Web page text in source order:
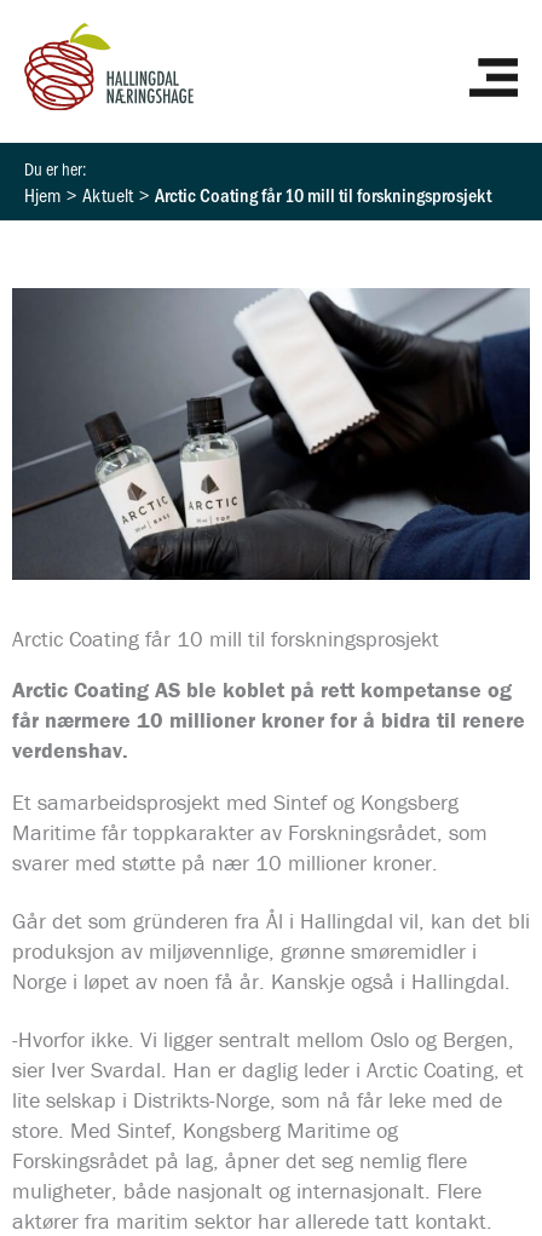
innholdet
Hjem Aktuelt Arctic Coating får 10 mill til forskningsprosjekt
Arctic Coating får 10 mill til forskningsprosjekt
Arctic Coating AS ble koblet på rett kompetanse og
får nærmere 10 millioner kroner for å bidra til renere
verdenshav.
Et samarbeidsprosjekt med Sintef og Kongsberg
Maritime får toppkarakter av Forskningsrådet, som
svarer med støtte på nær 10 millioner kroner.
Går det som gründeren fra Ål i Hallingdal vil, kan det bli
produksjon av miljøvennlige, grønne smøremidler i
Norge i løpet av noen få år. Kanskje også i Hallingdal.
-Hvorfor ikke. Vi ligger sentralt mellom Oslo og Bergen,
sier Iver Svardal. Han er daglig leder i Arctic Coating, et
lite selskap i Distrikts-Norge, som nå får leke med de
store. Med Sintef, Kongsberg Maritime og
Forskingsrådet på lag, åpner det seg nemlig flere
muligheter, både nasjonalt og internasjonalt. Flere
aktører fra maritim sektor har allerede tatt kontakt.